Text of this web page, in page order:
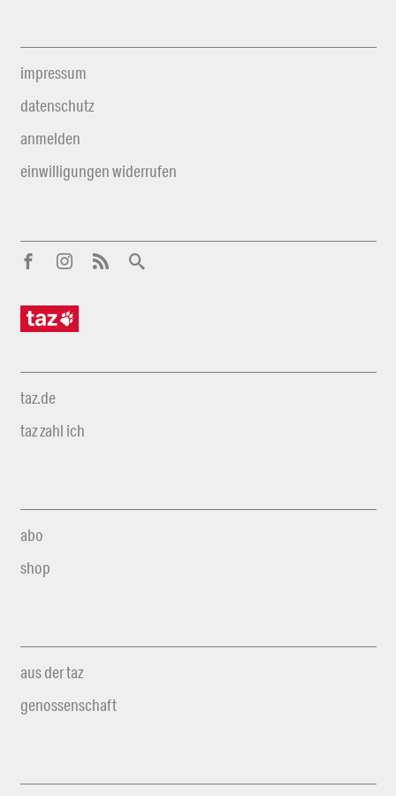
impressum
datenschutz
anmelden
einwilligungen widerrufen
taz.de
taz zahl ich
abo
shop
aus der taz
genossenschaft